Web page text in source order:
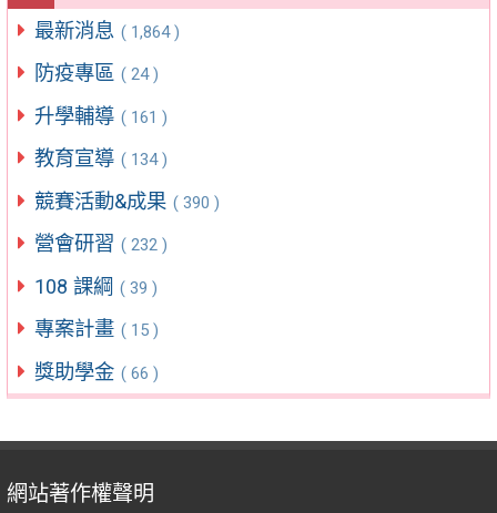
最新消息 ( 1,864 )
防疫專區 ( 24 )
升學輔導 ( 161 )
教育宣導 ( 134 )
競賽活動&成果 ( 390 )
營會研習 ( 232 )
108 課綱 ( 39 )
專案計畫 ( 15 )
獎助學金 ( 66 )
網站著作權聲明